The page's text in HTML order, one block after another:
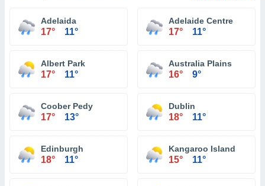
Adelaida
17° 11°
Adelaide Centre
17° 11°
Albert Park
17° 11°
Australia Plains
16° 9°
Coober Pedy
17° 13°
Dublin
18° 11°
Edinburgh
18° 11°
Kangaroo Island
15° 11°